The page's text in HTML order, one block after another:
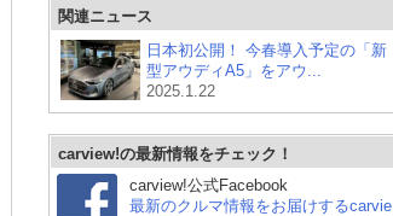
関連ニュース
日本初公開！ 今春導入予定の「新
型アウディA5」をアウ...
2025.1.22
carview!の最新情報をチェック！
carview!公式Facebook
最新のクルマ情報をお届けするcarvie